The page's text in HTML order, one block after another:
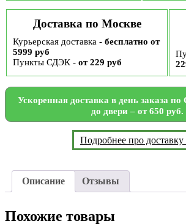
Доставка по Москве
Курьерская доставка - бесплатно от
5999 руб
Пункты СДЭК - от 229 руб
Ускоренная доставка в день заказа по
до двери – от 650 руб.
Подробнее про
Описание Отзывы
Похожие товары